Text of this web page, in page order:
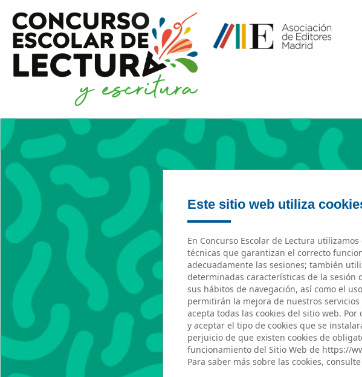
Juan
Profesor:
Este sitio web utiliza
En Concurso Escolar de Lectura
técnicas que garantizan el correcto
adecuadamente las sesiones; también
determinadas características de la sesión
sus hábitos de navegación, así como el
permitirán la mejora de nuestros
acepta todas las cookies del sitio web.
y aceptar el tipo de cookies que se
perjuicio de que existen cookies de
funcionamiento del Sitio Web de https://
Para saber más sobre las cookies,